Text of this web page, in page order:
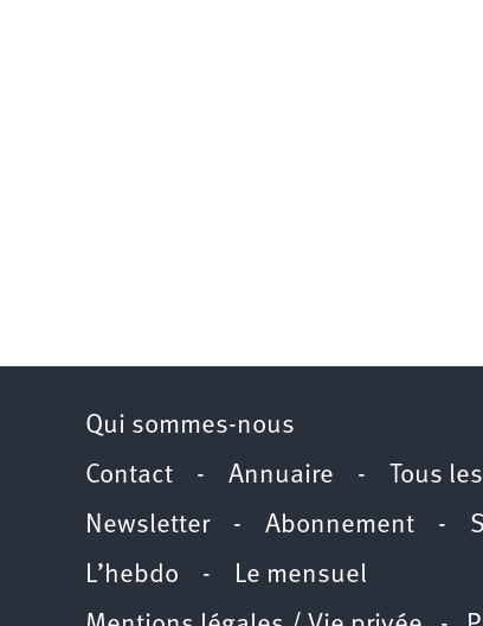
Qui sommes-nous
Contact - Annuaire - Tous
Newsletter- Abonnement -
L’hebdo - Le mensuel